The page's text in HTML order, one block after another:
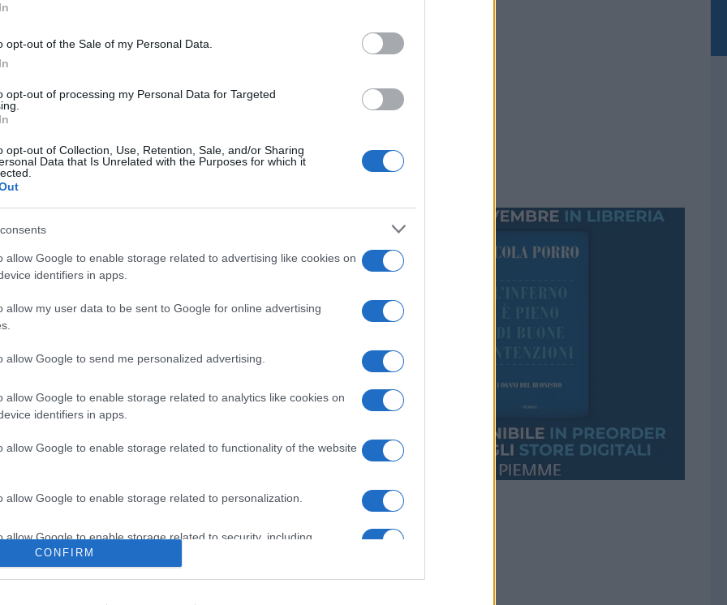
opt-out of the Sale of my Personal Data.
opt-out of processing my Personal Data for Targeted
opt-out of Collection, Use, Retention, Sale, and/or Sharing
Data that Is Unrelated with the Purposes for which it
allow Google to enable storage related to advertising like cookies on
identifiers in apps.
allow my user data to be sent to Google for online advertising
allow Google to send me personalized advertising.
allow Google to enable storage related to analytics like cookies on
identifiers in apps.
allow Google to enable storage related to functionality of the website
allow Google to enable storage related to personalization.
allow Google to enable storage related to security, including
functionality and fraud prevention, and other user protection.
CONFIRM
Rosato
su Google CLICCA QUI
trovi nel ministro Urso le risposte alle
E non solo una questione di
perché sappiamo che le risorse sono
‘fai bene il tuo mestiere'”.
Quotidiano, lancia un appello in
piccoli, del Nord e soprattutto della
economica e politica e a scegliere bene
dovrebbe ascoltare chi fa impresa e
per abbattere i costi a famiglie e
del Nord, non solo della
lo danneggi. Meloni alcune cose le ha